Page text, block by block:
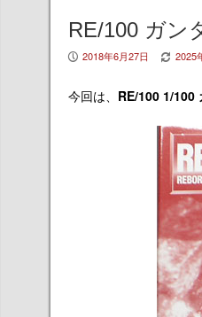
RE/100 ガン
P 2018年6月27日 V 2025
今回は、 RE/100 1/100